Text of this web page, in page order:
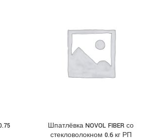
ПОДРОБНЕЕШпатлёвка NOVOL FIBER со
стекловолокном 0.6 кг РП